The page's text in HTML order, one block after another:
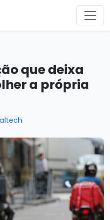
que deixa
a própria